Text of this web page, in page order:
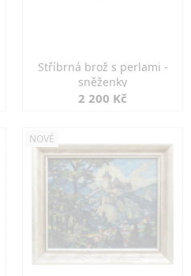
Stříbrná brož s perlami -
sněženky
2 200 Kč
NOVÉ